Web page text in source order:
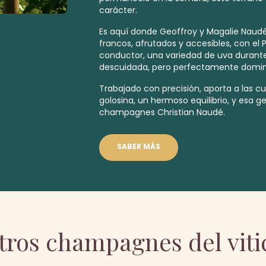
carácter.
Es aquí donde Geoffroy y Magalie
francos, afrutados y accesibles, con el
conductor, una variedad de uva
descuidada, pero perfectamente
Trabajado con precisión, aporta a las
golosina, un hermoso equilibrio, y esa
champagnes Christian Naudé.
SABER MÁS
champagnes del